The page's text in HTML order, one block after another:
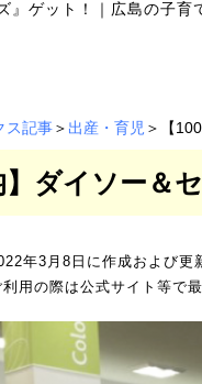
』ゲット！ ｜ 広島の子育
ス記事＞ 出産・育児 ＞【
ダイソー＆
年3月8日に作成および更
用の際は公式サイト等で